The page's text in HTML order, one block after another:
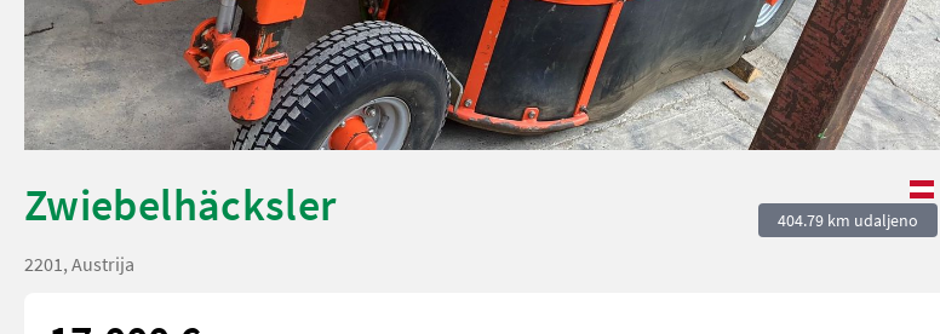
Zwiebelhäcksler 404.79 km udaljeno
2201, Austrija